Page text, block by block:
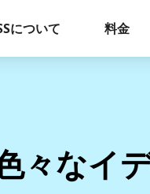
について 料金
々なイ